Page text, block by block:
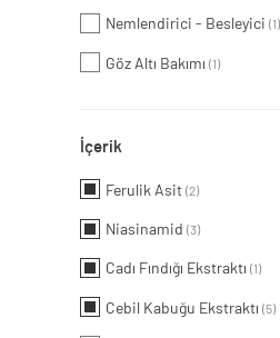
Nemlendirici - Besleyici (1)
Göz Altı Bakımı (1)
İçerik
Ferulik Asit (2)
Niasinamid (3)
Cadı Fındığı Ekstraktı (1)
Cebil Kabuğu Ekstraktı (5)